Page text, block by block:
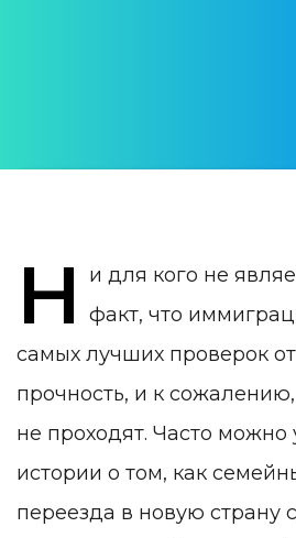
Н
и для кого не
факт, что
самых лучших проверок
прочность, и к
не проходят. Часто можно
истории о том, как
переезда в новую страну